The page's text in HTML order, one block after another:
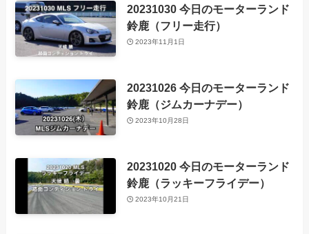
20231030 今日のモーターランド
鈴鹿（フリー走行）
2023年11月1日
20231026 今日のモーターランド
鈴鹿（ジムカーナデー）
2023年10月28日
20231020 今日のモーターランド
鈴鹿（ラッキーフライデー）
2023年10月21日